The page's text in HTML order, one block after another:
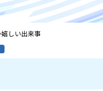
嬉しい出来事